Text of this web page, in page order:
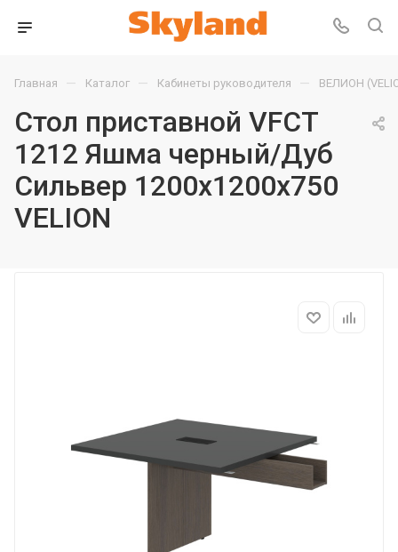
Главная — Каталог — Кабинеты руководителя — ВЕЛИОН
Стол приставной VFCT
1212 Яшма черный/Дуб
Сильвер 1200х1200х750
VELION